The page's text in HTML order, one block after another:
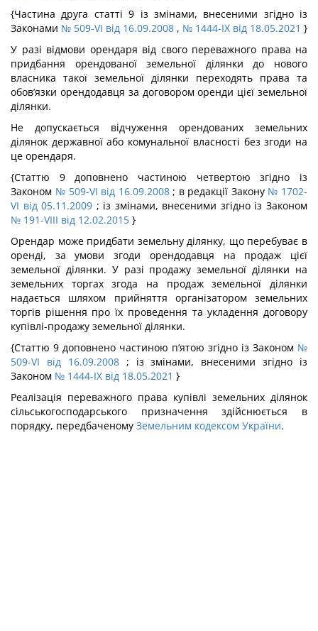
{Частина друга статті 9 із змінами, внесеними згідно із
Законами № 509-VI від 16.09.2008 , № 1444-IX від 18.05.2021 }
У разі відмови орендаря від свого переважного права на
придбання орендованої земельної ділянки до нового
власника такої земельної ділянки переходять права та
обов’язки орендодавця за договором оренди цієї земельної
ділянки.
Не допускається відчуження орендованих земельних
ділянок державної або комунальної власності без згоди на
це орендаря.
{Статтю 9 доповнено частиною четвертою згідно із
Законом № 509-VI від 16.09.2008; в редакції Закону № 1702-
VI від 05.11.2009 ; із змінами, внесеними згідно із Законом
№ 191-VIII від 12.02.2015 }
Орендар може придбати земельну ділянку, що перебуває в
оренді, за умови згоди орендодавця на продаж цієї
земельної ділянки. У разі продажу земельної ділянки на
земельних торгах згода на продаж земельної ділянки
надається шляхом прийняття організатором земельних
торгів рішення про їх проведення та укладення договору
купівлі-продажу земельної ділянки.
{Статтю 9 доповнено частиною п’ятою згідно із Законом №
509-VI від 16.09.2008; із змінами, внесеними згідно із
Законом № 1444-IX від 18.05.2021 }
Реалізація переважного права купівлі земельних ділянок
сільськогосподарського призначення здійснюється в
порядку, передбаченому Земельним кодексом України.